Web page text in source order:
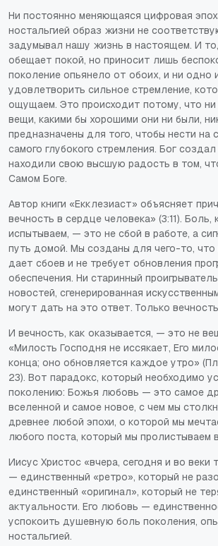
Ни постоянно меняющаяся цифровая
ностальгией образ жизни не
задумывал нашу жизнь в настоящем. И
обещает покой, но приносит лишь
поколение опьянело от обоих, и ни одно
удовлетворить сильное стремление,
ощущаем. Это происходит потому, что ни
вещи, какими бы хорошими они ни были,
предназначены для того, чтобы нести на
самого глубокого стремления. Бог
находили свою высшую радость в том,
Самом Боге.
Автор книги «Екклезиаст» объясняет
вечность в сердце человека» (3:11). Боль,
испытываем, — это не сбой в работе, а
путь домой. Мы созданы для чего-то, что
дает сбоев и не требует обновления
обеспечения. Ни старинный
новостей, сгенерированная
могут дать на это ответ. Только
И вечность, как оказывается, — это не
«Милость Господня не иссякает, Его
конца; оно обновляется каждое утро»
23). Вот парадокс, который необходимо
поколению: Божья любовь — это самое
вселенной и самое новое, с чем мы
древнее любой эпохи, о которой мы
любого поста, который мы пролистываем
Иисус Христос «вчера, сегодня и во веки
— единственный «ретро», который не
единственный «оригинал», который не
актуальности. Его любовь —
успокоить душевную боль поколения,
ностальгией.